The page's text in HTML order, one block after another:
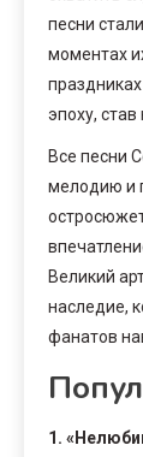
песни
моментах
эпоху,
Все песни
мелодию и
Великий
наследие,
фанатов
1.